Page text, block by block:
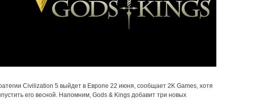
Civilization 5 выйдет в Европе 22 июня, сообщает 2K Games, хотя
его весной. Напомним, Gods & Kings добавит три новых